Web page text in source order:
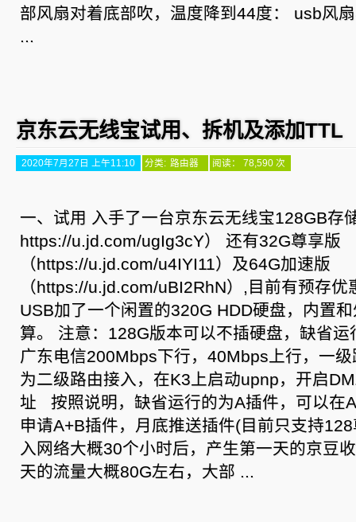
部风扇对着底部吹，温度降到44度： usb风
...
京东云无线宝试用、拆机及添加TTL
2020年7月27日 上午11:10 分类: 路由器 阅读： 78,590 次
一、试用 入手了一台京东云无线宝128GB存
https://u.jd.com/ugIg3cY） 还有32G尊享版
（https://u.jd.com/u4IYI11）及64G加速版
（https://u.jd.com/uBI2RhN）,目前有预存
USB加了一个闲置的320G HDD硬盘，内置
算。 注意：128G版本可以不插硬盘，缺省
广东电信200Mbps下行，40Mbps上行，一
为二级路由接入，在K3上启动upnp，开启
址 按照说明，缺省运行的为A插件，可以在
申请A+B插件，月底推送插件(目前只支持
入网络大概30个小时后，产生第一天的京豆
天的流量大概80G左右，大部 ...